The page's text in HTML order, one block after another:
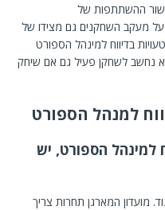
אישור ההשתתפות של
מעקב השחקנים גם מצידו של
בדיווח למינהל הספורט
נחשב לשחקן פעיל גם אם שיחק
למנהל הספורט
למינהל הספורט, יש
מועדון המארגן תחרות צריך